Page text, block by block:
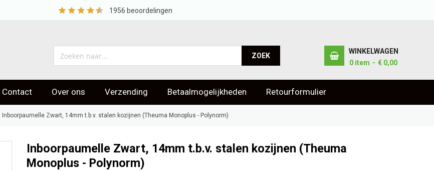
1956 beoordelingen
ZOEK
WINKELWAGEN
0 item € 0,00
Contact Over ons Verzending Betaalmogelijkheden Retourformulier
Inboorpaumelle Zwart, 14mm t.b.v. stalen kozijnen (Theuma Monoplus - Polynorm)
Inboorpaumelle Zwart, 14mm t.b.v. stalen kozijnen (Theuma
Monoplus - Polynorm)